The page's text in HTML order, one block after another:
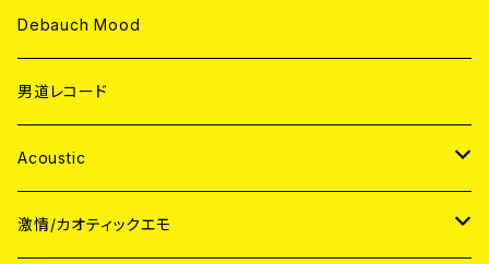
Debauch Mood
男道レコード
Acoustic
JAPAN
激情/カオティックエモ